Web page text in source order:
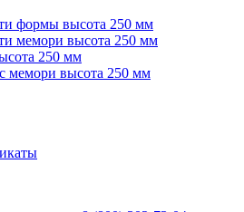
формы высота 250 мм
мемори высота 250 мм
250 мм
мемори высота 250 мм